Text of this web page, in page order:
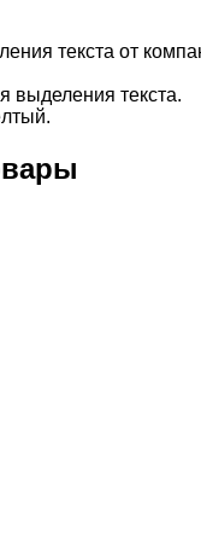
текста от
выделения текста.